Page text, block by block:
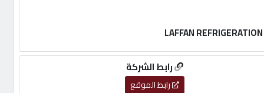
رابط الشركة
رابط الموقع